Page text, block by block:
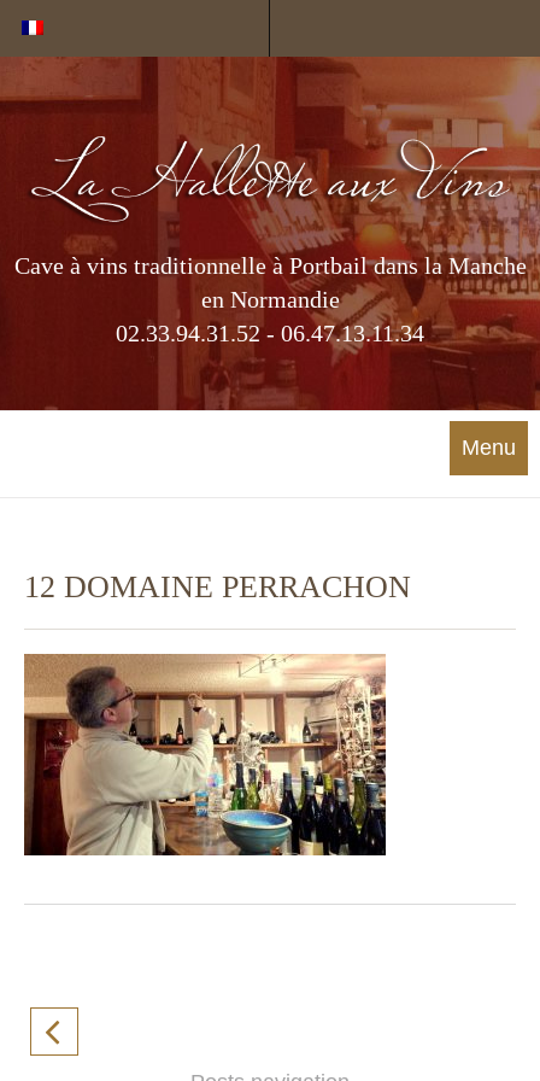
Cave à vins traditionnelle à Portbail dans la Manche
en Normandie
02.33.94.31.52 - 06.47.13.11.34
Menu
12 DOMAINE PERRACHON
Cookies management panel